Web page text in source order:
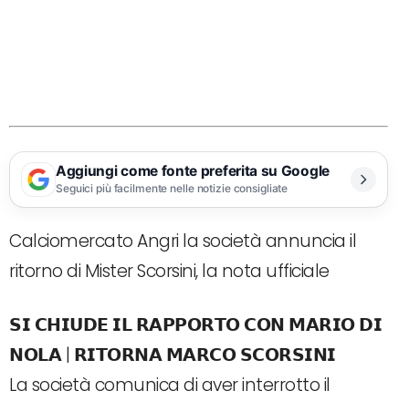
Aggiungi come fonte preferita su Google
Seguici più facilmente nelle notizie consigliate
Calciomercato Angri la società annuncia il
ritorno di Mister Scorsini, la nota ufficiale
𝗦𝗜 𝗖𝗛𝗜𝗨𝗗𝗘 𝗜𝗟 𝗥𝗔𝗣𝗣𝗢𝗥𝗧𝗢 𝗖𝗢𝗡 𝗠𝗔𝗥𝗜𝗢 𝗗𝗜
𝗡𝗢𝗟𝗔 | 𝗥𝗜𝗧𝗢𝗥𝗡𝗔 𝗠𝗔𝗥𝗖𝗢 𝗦𝗖𝗢𝗥𝗦𝗜𝗡𝗜
La società comunica di aver interrotto il